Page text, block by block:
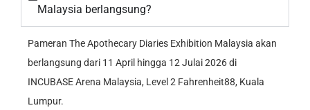
Malaysia berlangsung?
Pameran The Apothecary Diaries Exhibition Malaysia akan
berlangsung dari 11 April hingga 12 Julai 2026 di
INCUBASE Arena Malaysia, Level 2 Fahrenheit88, Kuala
Lumpur.